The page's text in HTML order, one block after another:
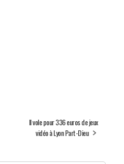
Il vole pour 336 euros de jeux
vidéo à Lyon Part-Dieu